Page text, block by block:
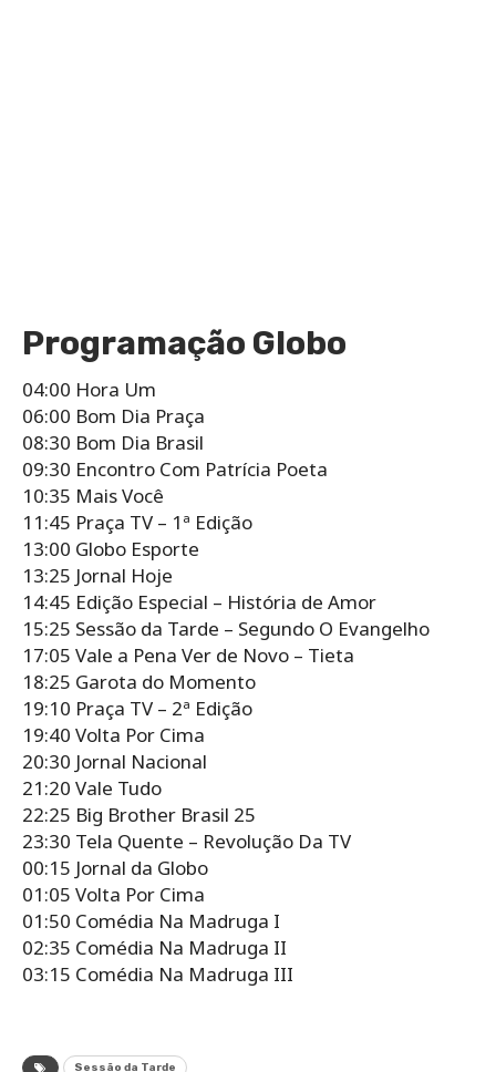
Programação Globo
04:00 Hora Um
06:00 Bom Dia Praça
08:30 Bom Dia Brasil
09:30 Encontro Com Patrícia Poeta
10:35 Mais Você
11:45 Praça TV – 1ª Edição
13:00 Globo Esporte
13:25 Jornal Hoje
14:45 Edição Especial – História de Amor
15:25 Sessão da Tarde – Segundo O Evangelho
17:05 Vale a Pena Ver de Novo – Tieta
18:25 Garota do Momento
19:10 Praça TV – 2ª Edição
19:40 Volta Por Cima
20:30 Jornal Nacional
21:20 Vale Tudo
22:25 Big Brother Brasil 25
23:30 Tela Quente – Revolução Da TV
00:15 Jornal da Globo
01:05 Volta Por Cima
01:50 Comédia Na Madruga I
02:35 Comédia Na Madruga II
03:15 Comédia Na Madruga III
Sessão da Tarde